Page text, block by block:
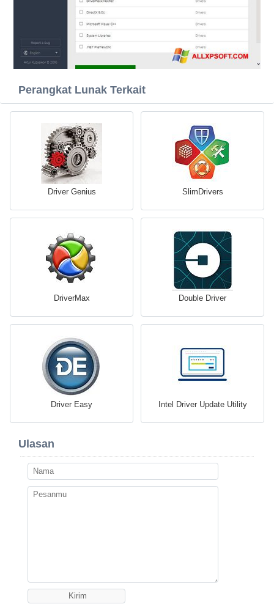
Perangkat Lunak Terkait
Driver Genius SlimDrivers
DriverMax Double Driver
Driver Easy Intel Driver Update Utility
Ulasan